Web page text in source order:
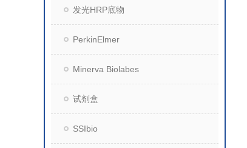
发光HRP底物
PerkinElmer
Minerva Biolabes
试剂盒
SSIbio